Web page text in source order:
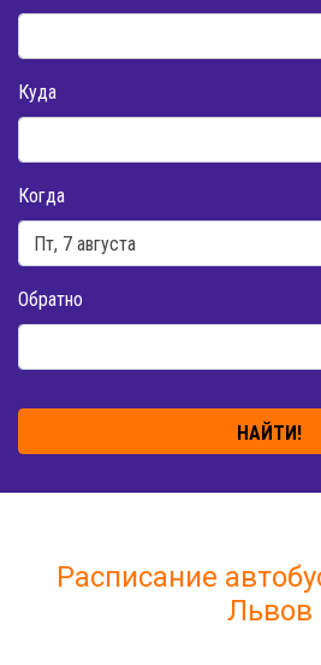
Куда
Когда
Обратно
НАЙТИ!
Расписание
Львов